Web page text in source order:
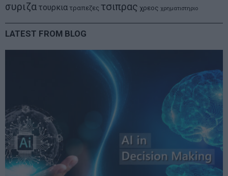
συριζα τουρκια τραπεζες τσιπρας χρεος χρηματιστηριο
LATEST FROM BLOG